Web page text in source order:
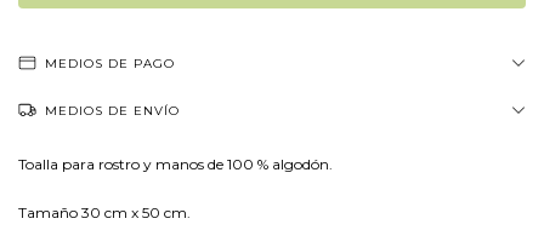
MEDIOS DE PAGO
MEDIOS DE ENVÍO
Toalla para rostro y manos de 100 % algodón.
Tamaño 30 cm x 50 cm.